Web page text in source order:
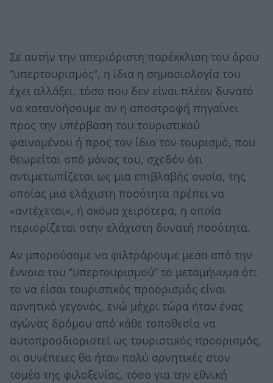
Σε αυτήν την απεριόριστη παρέκκλιση του όρου
‘’υπερτουρισμός’’, η ίδια η σημασιολογία του
έχει αλλάξει, τόσο που δεν είναι πλέον δυνατό
να κατανοήσουμε αν η αποστροφή πηγαίνει
προς την υπέρβαση του τουριστικού
φαινομένου ή προς τον ίδιο τον τουρισμό, που
θεωρείται από μόνος του, σχεδόν ότι
αντιμετωπίζεται ως μια επιβλαβής ουσία, της
οποίας μια ελάχιστη ποσότητα πρέπει να
«αντέχεται», ή ακόμα χειρότερα, η οποία
περιορίζεται στην ελάχιστη δυνατή ποσότητα.
Αν μπορούσαμε να φιλτράρουμε μεσα από την
έννοια του ‘’υπερτουρισμού’’ το μεταμήνυμα ότι
το να είσαι τουριστικός προορισμός είναι
αρνητικό γεγονός, ενώ μέχρι τώρα ήταν ένας
αγώνας δρόμου από κάθε τοποθεσία να
αυτοπροσδιοριστεί ως τουριστικός προορισμός,
οι συνέπειες θα ήταν πολύ αρνητικές στον
τομέα της φιλοξενίας, τόσο για την εθνική